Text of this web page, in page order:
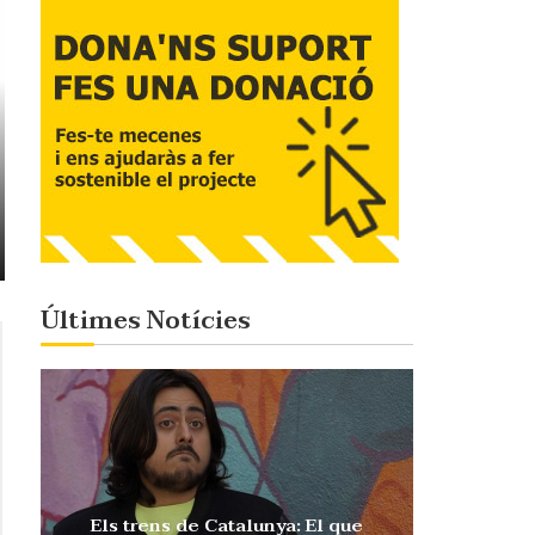
Últimes Notícies
Els trens de Catalunya: El que